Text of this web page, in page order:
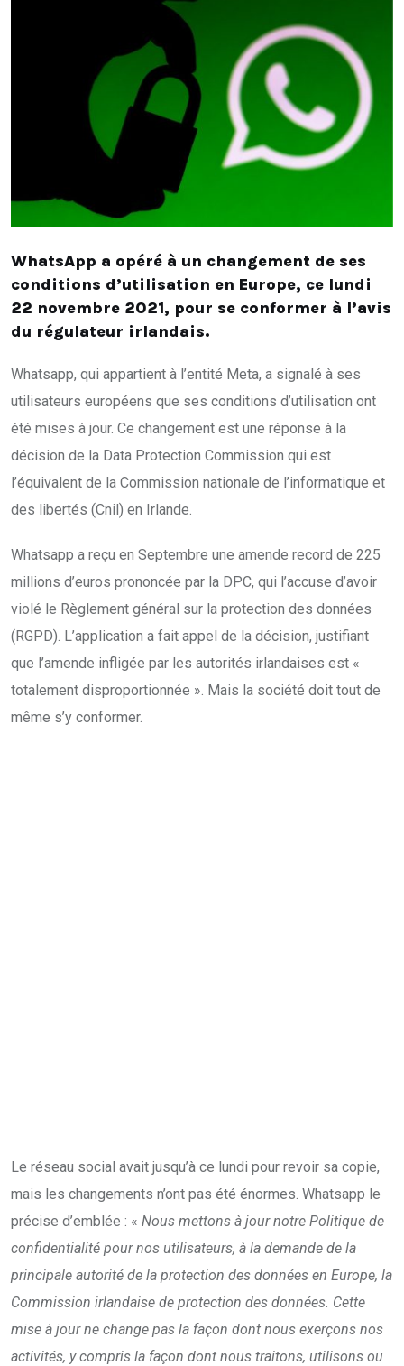
WhatsApp a opéré à un changement de ses
conditions d’utilisation en Europe, ce lundi
22 novembre 2021, pour se conformer à l’avis
du régulateur irlandais.
Whatsapp, qui appartient à l’entité Meta, a signalé à ses
utilisateurs européens que ses conditions d’utilisation ont
été mises à jour. Ce changement est une réponse à la
décision de la Data Protection Commission qui est
l’équivalent de la Commission nationale de l’informatique et
des libertés (Cnil) en Irlande.
Whatsapp a reçu en Septembre une amende record de 225
millions d’euros prononcée par la DPC, qui l’accuse d’avoir
violé le Règlement général sur la protection des données
(RGPD). L’application a fait appel de la décision, justifiant
que l’amende infligée par les autorités irlandaises est «
totalement disproportionnée ». Mais la société doit tout de
même s’y conformer.
Le réseau social avait jusqu’à ce lundi pour revoir sa copie,
mais les changements n’ont pas été énormes. Whatsapp le
précise d’emblée : « Nous mettons à jour notre Politique de
confidentialité pour nos utilisateurs, à la demande de la
principale autorité de la protection des données en Europe, la
Commission irlandaise de protection des données. Cette
mise à jour ne change pas la façon dont nous exerçons nos
activités, y compris la façon dont nous traitons, utilisons ou